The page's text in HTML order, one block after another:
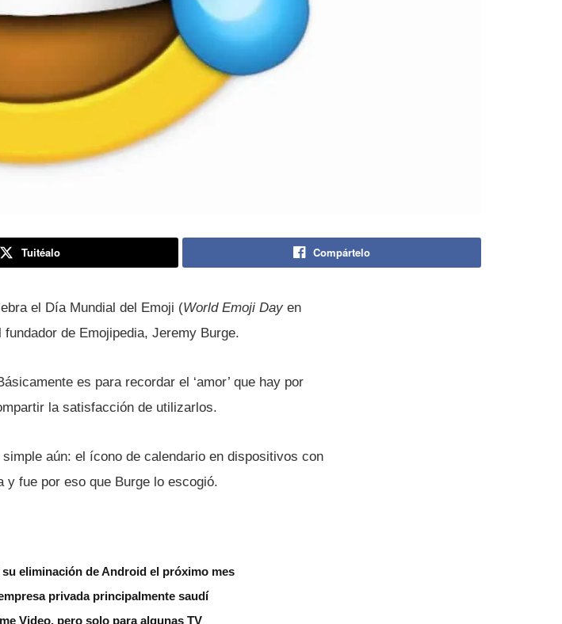
Tuitéalo Compártelo
el Dí­a Mundial del Emoji (World Emoji Day en
de Emojipedia, Jeremy Burge.
es para recordar el ‘amor’ que hay por
la satisfacción de utilizarlos.
aún: el í­cono de calendario en dispositivos con
y fue por eso que Burge lo escogió.
eliminación de Android el próximo mes
privada principalmente saudí
Video, pero solo para algunas TV